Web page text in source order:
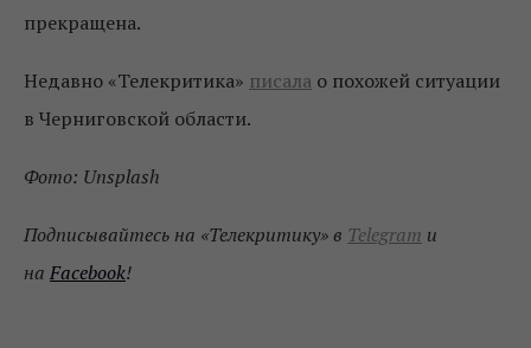
прекращена.
Недавно «Телекритика» писала о похожей ситуации
в Черниговской области.
Фото: Unsplash
Подписывайтесь на «Телекритику» в Telegram и
на Facebook!